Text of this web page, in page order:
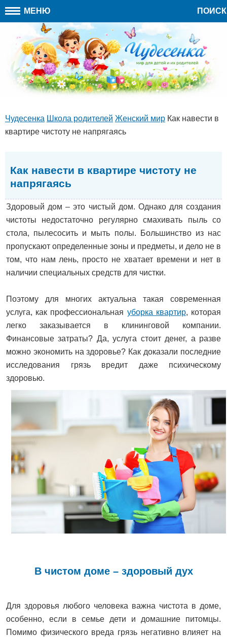
МЕНЮ ПОИСК
Чудесенка Школа родителей Женский мир Как навести в
квартире чистоту не напрягаясь
Как навести в квартире чистоту не
напрягаясь
Здоровый дом – это чистый дом. Однако для создания
чистоты недостаточно регулярно смахивать пыль со
стола, пылесосить и мыть полы. Большинство из нас
пропускают определенные зоны и предметы, и дело не в
том, что нам лень, просто не хватает времени и нет в
наличии специальных средств для чистки.
Поэтому для многих актуальна такая современная
услуга, как профессиональная уборка квартир, которая
легко заказывается в клининговой компании.
Финансовые затраты? Да, услуга стоит денег, а разве
можно экономить на здоровье? Как доказали последние
исследования грязь вредит даже психическому
здоровью.
В чистом доме – здоровый дух
Для здоровья любого человека важна чистота в доме,
особенно, если в семье дети и домашние питомцы.
Помимо физического вреда грязь негативно влияет на